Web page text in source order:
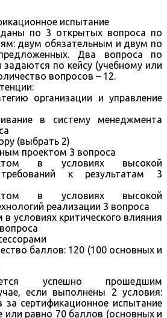
испытание
по 3 открытых вопроса по
двум обязательным и двум по
Два вопроса по
по кейсу (учебному или
вопросов – 12.
организации и управление
в систему менеджмента
(выбрать 2)
проектом 3 вопроса
в условиях высокой
требований к результатам 3
в условиях высокой
реализации 3 вопроса
условиях критического влияния
баллов: 120 (100 основных и
успешно прошедшим
если выполнены 2 условия:
сертификационное испытание
равно 70 баллов (основных и